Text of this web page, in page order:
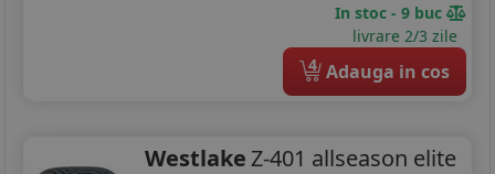
In stoc - 9 buc
livrare 2/3 zile
4 Adauga in cos
WestlakeZ-401 allseason elite